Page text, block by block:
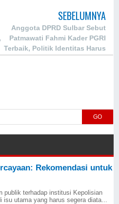
SEBELUMNYA
Anggota DPRD Sulbar Sebut
Patmawati Fahmi Kader PGRI
Terbaik, Politik Identitas Harus
GO
Rekomendasi untuk
publik terhadap institusi Kepolisian
utama yang harus segera diata...